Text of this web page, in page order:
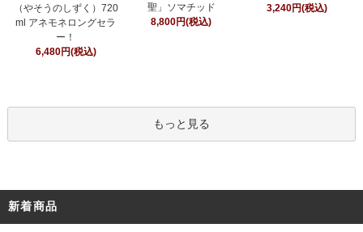
（やそうのしずく）720
ml アネモネロングセラ
ー！
6,480円(税込)
聖」ソマチッド
8,800円(税込)
3,240円(税込)
もっと見る
新着商品